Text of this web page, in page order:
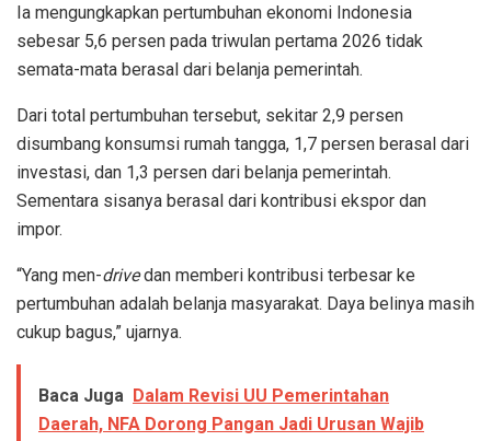
Ia mengungkapkan pertumbuhan ekonomi Indonesia
sebesar 5,6 persen pada triwulan pertama 2026 tidak
semata-mata berasal dari belanja pemerintah.
Dari total pertumbuhan tersebut, sekitar 2,9 persen
disumbang konsumsi rumah tangga, 1,7 persen berasal dari
investasi, dan 1,3 persen dari belanja pemerintah.
Sementara sisanya berasal dari kontribusi ekspor dan
impor.
“Yang men-drivedan memberi kontribusi terbesar ke
pertumbuhan adalah belanja masyarakat. Daya belinya masih
cukup bagus,” ujarnya.
Baca Juga Dalam Revisi UU Pemerintahan
Daerah, NFA Dorong Pangan Jadi Urusan Wajib